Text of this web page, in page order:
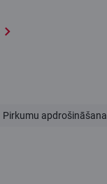
Pirkumu apdrošināšana